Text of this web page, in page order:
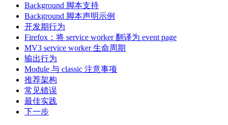
Background 脚本支持
Background 脚本声明示例
开发期行为
Firefox：将 service worker 翻译为 event page
MV3 service worker 生命周期
输出行为
Module 与 classic 注意事项
推荐架构
常见错误
最佳实践
下一步